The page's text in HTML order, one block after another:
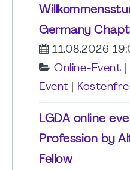
Germany
11.08.2026
Online-Event
Event
LGDA online
Profession by
Fellow